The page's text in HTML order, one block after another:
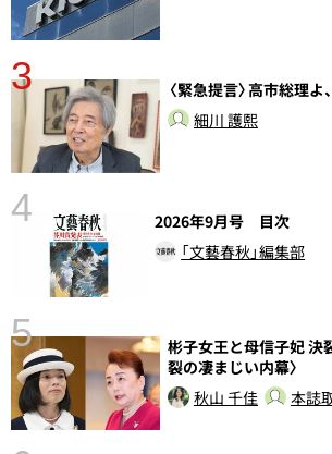
3
〈緊急提言〉高市総理
細川 護熙
4
2026年9月号 目次
「文藝春秋」編集部
5
彬子女王と母信子妃 決
裂の凄まじい内幕〉
秋山 千佳
本誌